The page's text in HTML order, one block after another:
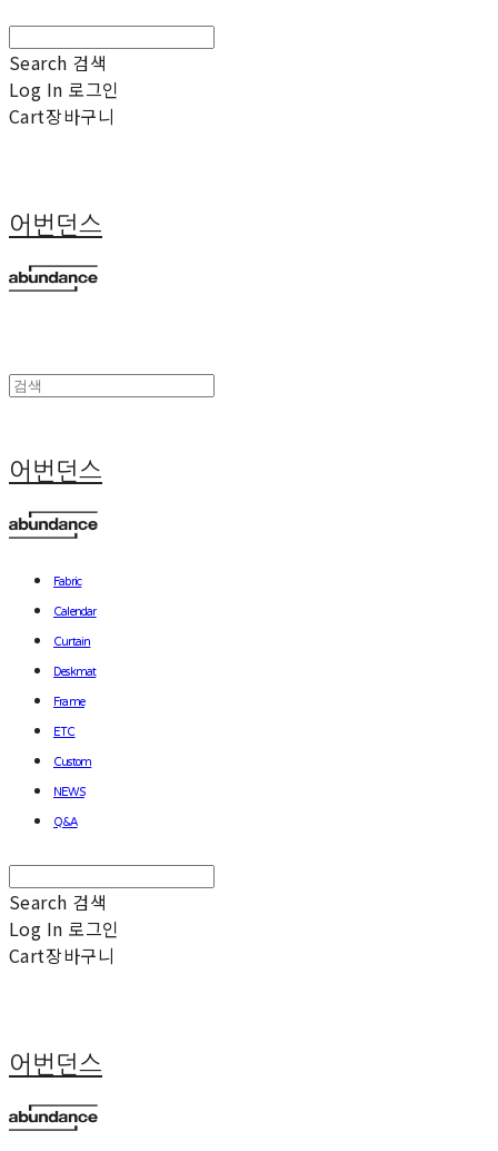
Search 검색
Log In 로그인
Cart장바구니
어번던스
어번던스
Fabric
Calendar
Curtain
Deskmat
Frame
ETC
Custom
NEWS
Q&A
Search 검색
Log In 로그인
Cart장바구니
어번던스